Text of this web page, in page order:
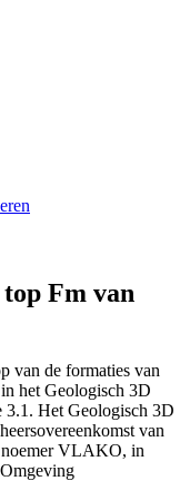
Fm van
van de formaties van
het Geologisch 3D
3.1. Het Geologisch 3D
van
noemer VLAKO, in